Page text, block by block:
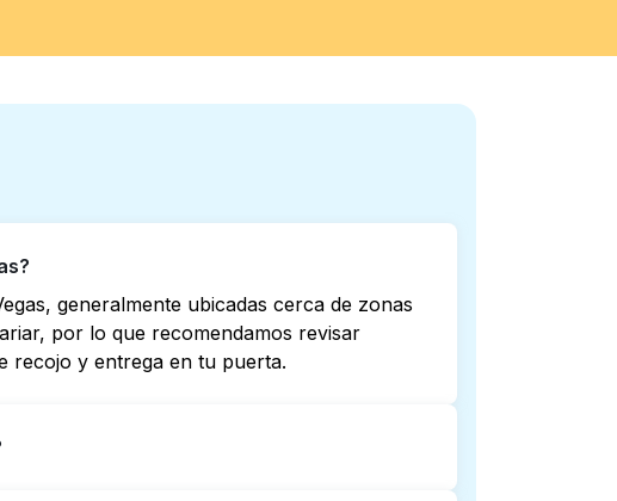
generalmente ubicadas cerca de zonas
por lo que recomendamos revisar
recojo y entrega en tu puerta.